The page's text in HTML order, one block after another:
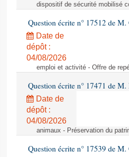
dispositif de sécurité mobilisé
Question écrite n° 17512 de
Date de
dépôt :
04/08/2026
emploi et activité - Offre de
Question écrite n° 17471 de
Date de
dépôt :
04/08/2026
animaux - Préservation du
Question écrite n° 17539 de